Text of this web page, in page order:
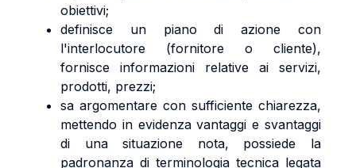
obiettivi;
definisce un piano di azione con
l'interlocutore (fornitore o cliente),
fornisce informazioni relative ai servizi,
prodotti, prezzi;
sa argomentare con sufficiente chiarezza,
mettendo in evidenza vantaggi e svantaggi
di una situazione nota, possiede la
padronanza di terminologia tecnica legata